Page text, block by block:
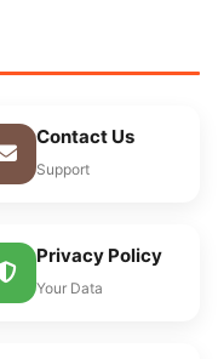
Contact Us
Support
Privacy Policy
Your Data